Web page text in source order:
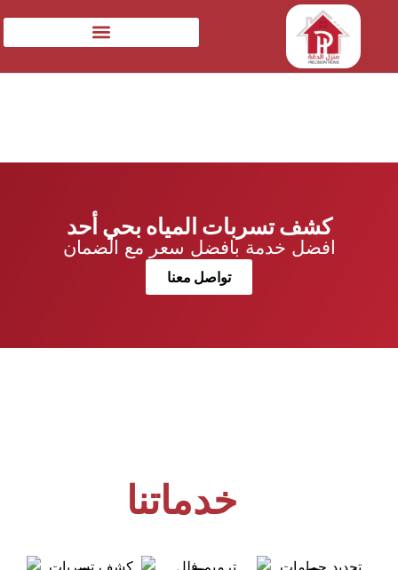
كشف تسربات المياه بحي أحد
افضل خدمة بافضل سعر مع الضمان
تواصل معنا
خدماتنا